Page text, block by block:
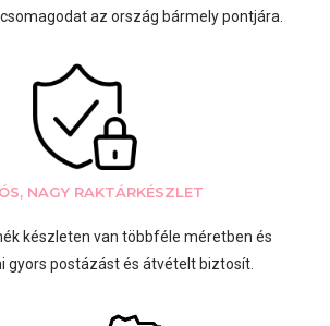
az ország bármely pontjára.
NAGY RAKTÁRKÉSZLET
készleten van többféle méretben és
gyors postázást és átvételt biztosít.